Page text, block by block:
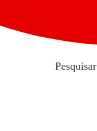
Pesquisar